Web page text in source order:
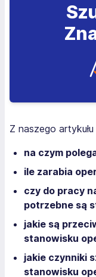
Z naszego
na czym
ile zarabia
czy do pracy
potrzebne są
jakie są
stanowisku
jakie czynniki
stanowisku